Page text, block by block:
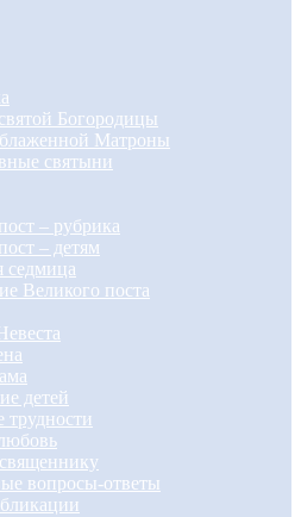
Богородицы
Матроны
святыни
– рубрика
– детям
седмица
Великого поста
детей
вопросы-ответы